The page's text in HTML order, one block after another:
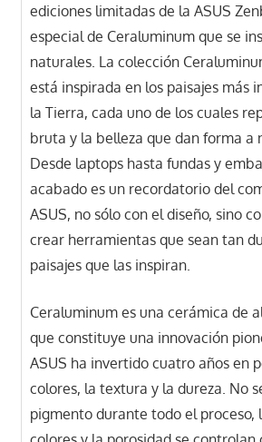
ediciones limitadas de la ASUS
especial de Ceraluminum que se
naturales. La colección
está inspirada en los paisajes más
la Tierra, cada uno de los cuales
bruta y la belleza que dan forma a
Desde laptops hasta fundas y
acabado es un recordatorio del
ASUS, no sólo con el diseño, sino
crear herramientas que sean tan
paisajes que las inspiran.
Ceraluminum es una cerámica de
que constituye una innovación
ASUS ha invertido cuatro años en
colores, la textura y la dureza. No
pigmento durante todo el proceso,